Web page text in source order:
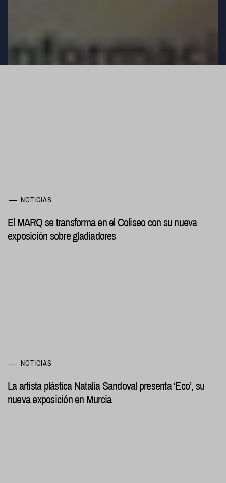
NOTICIAS
El MARQ se transforma en el Coliseo con su nueva
exposición sobre gladiadores
NOTICIAS
La artista plástica Natalia Sandoval presenta ‘Eco’, su
nueva exposición en Murcia